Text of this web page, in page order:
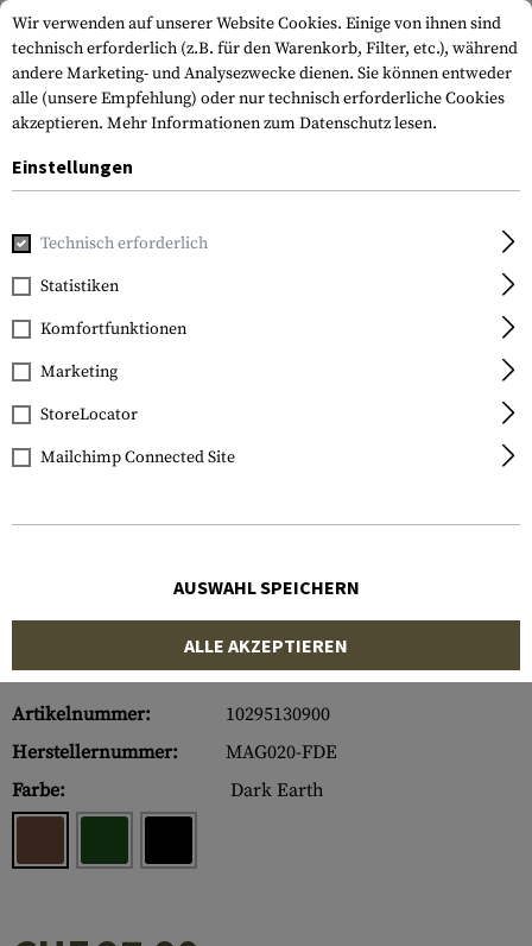
Home Waffenzubehör USGI
Magpul
USGI Ranger Floorplate
3 Pack
Artikelnummer:
10295130900
Herstellernummer:
MAG020-FDE
Farbe:
Dark Earth
Wir verwenden auf unserer Website Cookies. Einige von ihnen sind
technisch erforderlich (z.B. für den Warenkorb, Filter, etc.), während
andere Marketing- und Analysezwecke dienen. Sie können entweder
alle (unsere Empfehlung) oder nur technisch erforderliche Cookies
akzeptieren. Mehr Informationen zum Datenschutz lesen.
Einstellungen
Technisch erforderlich
Statistiken
Komfortfunktionen
Marketing
StoreLocator
Mailchimp Connected Site
AUSWAHL SPEICHERN
ALLE AKZEPTIEREN